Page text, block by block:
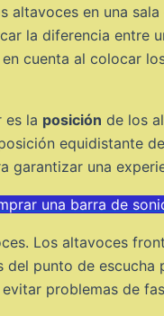
en una
la diferencia entre
cuenta al colocar
es la posición de los
equidistante
garantizar una
una barra de
Los altavoces
punto de
problemas de